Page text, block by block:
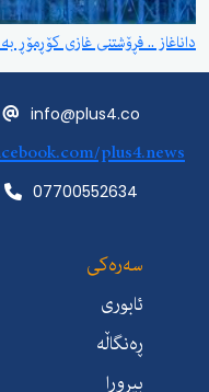
داناغاز .. فڕۆشتنی غازی کۆڕمۆڕ
info@plus4.co
plus4.news
07700552634
سەرەکی
ئابوری
ڕەنگاڵە
بیروڕا